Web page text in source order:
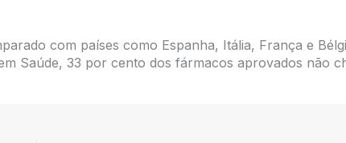
com países como Espanha, Itália, França e
Saúde, 33 por cento dos fármacos aprovados não